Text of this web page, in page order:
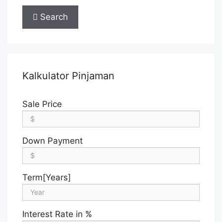
Search
Kalkulator Pinjaman
Sale Price
Down Payment
Term[Years]
Interest Rate in %